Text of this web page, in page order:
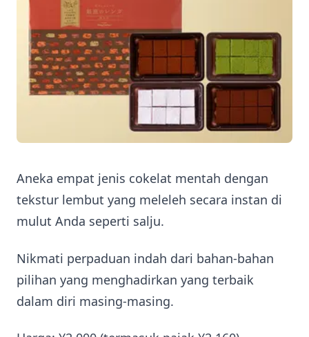
Aneka empat jenis cokelat mentah dengan
tekstur lembut yang meleleh secara instan di
mulut Anda seperti salju.
Nikmati perpaduan indah dari bahan-bahan
pilihan yang menghadirkan yang terbaik
dalam diri masing-masing.